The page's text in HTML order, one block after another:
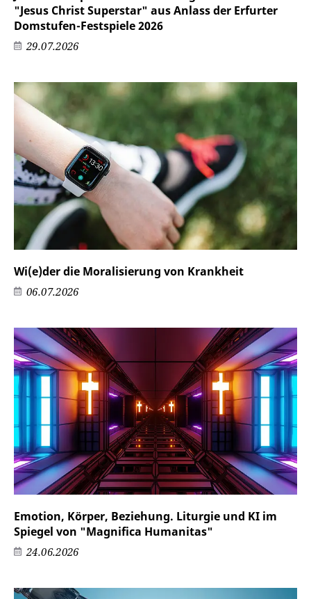
"Jesus Christ Superstar" aus Anlass der Erfurter
Domstufen-Festspiele 2026
29.07.2026
Wi(e)der die Moralisierung von Krankheit
06.07.2026
Emotion, Körper, Beziehung. Liturgie und KI im
Spiegel von "Magnifica Humanitas"
24.06.2026